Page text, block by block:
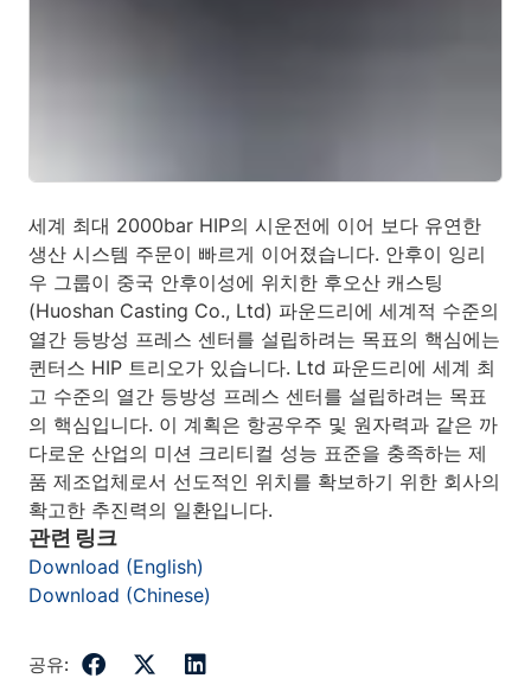
세계 최대 2000bar HIP의 시운전에 이어 보다 유연한
생산 시스템 주문이 빠르게 이어졌습니다. 안후이 잉리
우 그룹이 중국 안후이성에 위치한 후오산 캐스팅
(Huoshan Casting Co., Ltd) 파운드리에 세계적 수준의
열간 등방성 프레스 센터를 설립하려는 목표의 핵심에는
퀸터스 HIP 트리오가 있습니다. Ltd 파운드리에 세계 최
고 수준의 열간 등방성 프레스 센터를 설립하려는 목표
의 핵심입니다. 이 계획은 항공우주 및 원자력과 같은 까
다로운 산업의 미션 크리티컬 성능 표준을 충족하는 제
품 제조업체로서 선도적인 위치를 확보하기 위한 회사의
확고한 추진력의 일환입니다.
관련 링크
Download (English)
Download (Chinese)
공유: